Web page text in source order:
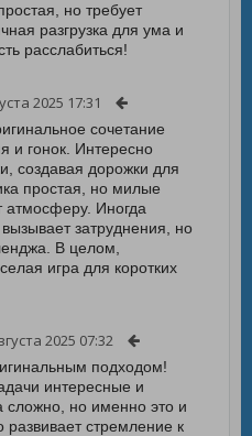
но требует
разгрузка для ума и
расслабиться!
2025 17:31
сочетание
и гонок. Интересно
создавая дорожки для
простая, но милые
атмосферу. Иногда
затруднения, но
В целом,
игра для коротких
2025 07:32
подходом!
интересные и
сложно, но именно это и
развивает стремление к